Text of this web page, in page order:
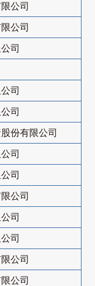
公司
公司
司
司
司
份有限公司
司
司
公司
司
司
公司
公司